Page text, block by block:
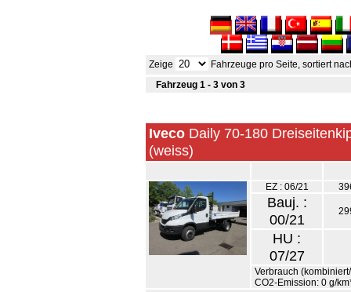
Zeige
Fahrzeuge pro Seite, sortiert
Fahrzeug 1 - 3 von 3
Iveco Daily 70-180
(weiss)
EZ : 06/21
Bauj. :
00/21
HU :
07/27
Verbrauch
CO2-Emission: 0 g/